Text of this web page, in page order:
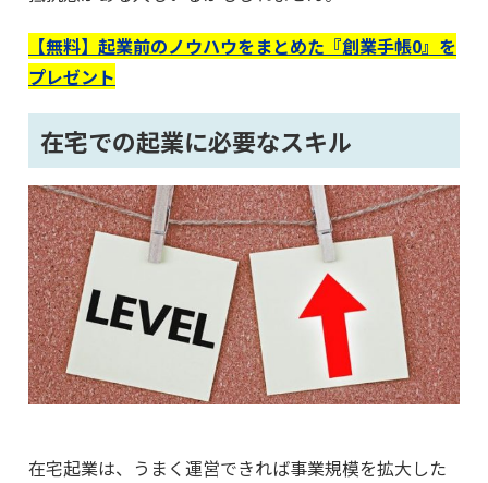
【無料】起業前のノウハウをまとめた『創業手帳0』を
プレゼント
在宅での起業に必要なスキル
在宅起業は、うまく運営できれば事業規模を拡大した